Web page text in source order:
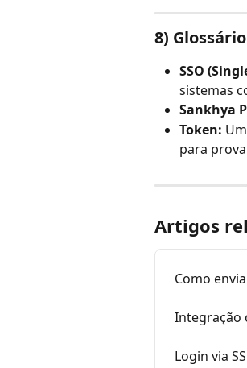
8) Glossário
SSO
sistemas
Sankhya
Token:
para
Artigos
Como
Integração
Login via